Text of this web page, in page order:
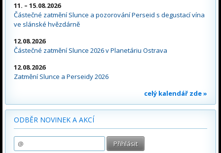
11. – 15.08.2026
Částečné zatmění Slunce a pozorování Perseid s degustací vína
ve slánské hvězdárně
12.08.2026
Částečné zatmění Slunce 2026 v Planetáriu Ostrava
12.08.2026
Zatmění Slunce a Perseidy 2026
celý kalendář zde »
ODBĚR NOVINEK A AKCÍ